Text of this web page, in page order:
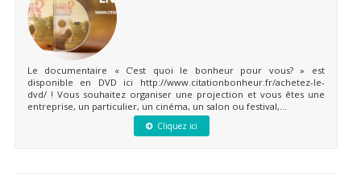
Le documentaire « C’est quoi le bonheur pour vous? » est
disponible en DVD ici http://www.citationbonheur.fr/achetez-le-
dvd/ ! Vous souhaitez organiser une projection et vous êtes une
entreprise, un particulier, un cinéma, un salon ou festival,...
Cliquez ici